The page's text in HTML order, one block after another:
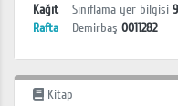
Kağıt
Sınıflama yer bilgisi
Rafta
Demirbaş 0011282
Kitap